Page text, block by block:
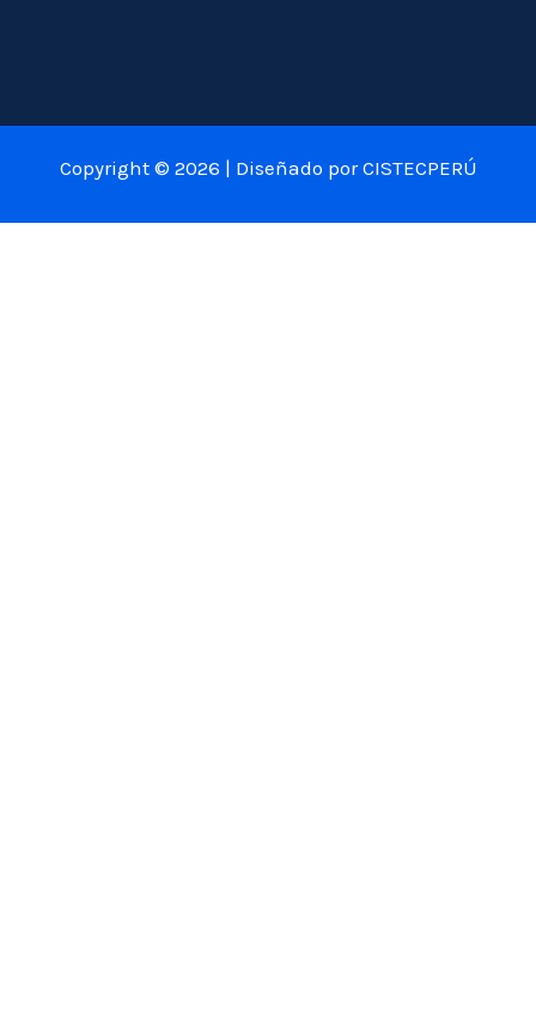
Copyright © 2026 | Diseñado por CISTECPERÚ